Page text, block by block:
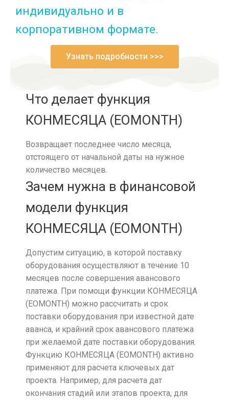
индивидуально и в
корпоративном формате.
Узнать подробности >>>
Что делает функция
КОНМЕСЯЦА (EOMONTH)
Возвращает последнее число месяца,
отстоящего от начальной даты на нужное
количество месяцев.
Зачем нужна в финансовой
модели функция
КОНМЕСЯЦА (EOMONTH)
Допустим ситуацию, в которой поставку
оборудования осуществляют в течение 10
месяцев после совершения авансового
платежа. При помощи функции КОНМЕСЯЦА
(EOMONTH) можно рассчитать и срок
поставки оборудования при известной дате
аванса, и крайний срок авансового платежа
при желаемой дате поставки оборудования.
Функцию КОНМЕСЯЦА (EOMONTH) активно
применяют для расчета ключевых дат
проекта. Например, для расчета дат
окончания стадий или этапов проекта, для